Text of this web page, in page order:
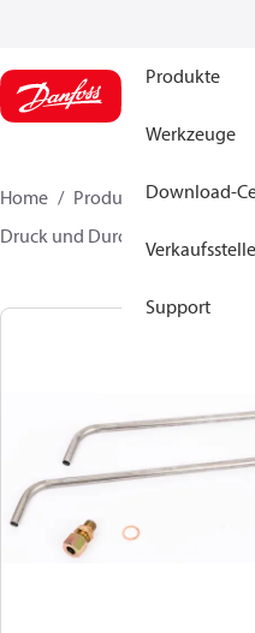
Produkte
Werkzeuge
Download-
Support
Home Produkte
Lösung
Druck und Durchflussregler